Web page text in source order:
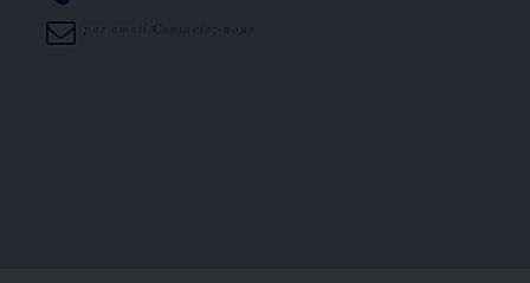
par email Contactez-nous